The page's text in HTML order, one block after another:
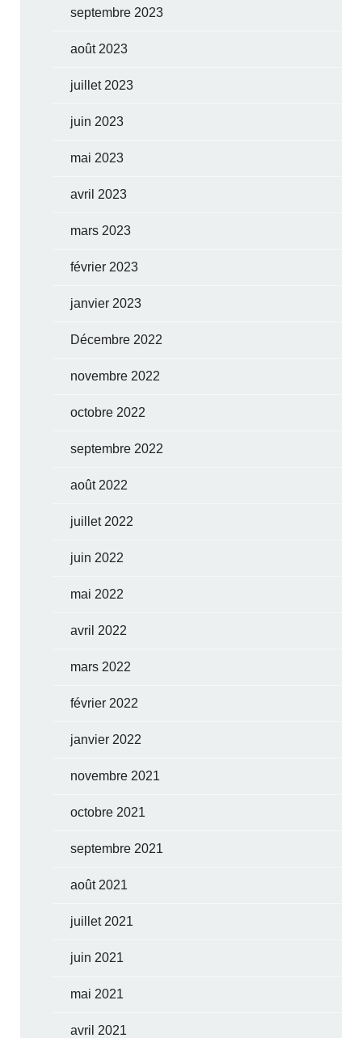
septembre 2023
août 2023
juillet 2023
juin 2023
mai 2023
avril 2023
mars 2023
février 2023
janvier 2023
Décembre 2022
novembre 2022
octobre 2022
septembre 2022
août 2022
juillet 2022
juin 2022
mai 2022
avril 2022
mars 2022
février 2022
janvier 2022
novembre 2021
octobre 2021
septembre 2021
août 2021
juillet 2021
juin 2021
mai 2021
avril 2021